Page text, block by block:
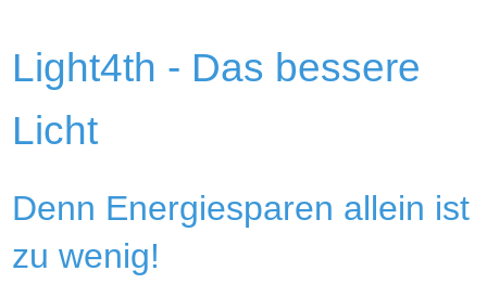
Light4th - Das bessere
Licht
Denn Energiesparen allein ist
zu wenig!